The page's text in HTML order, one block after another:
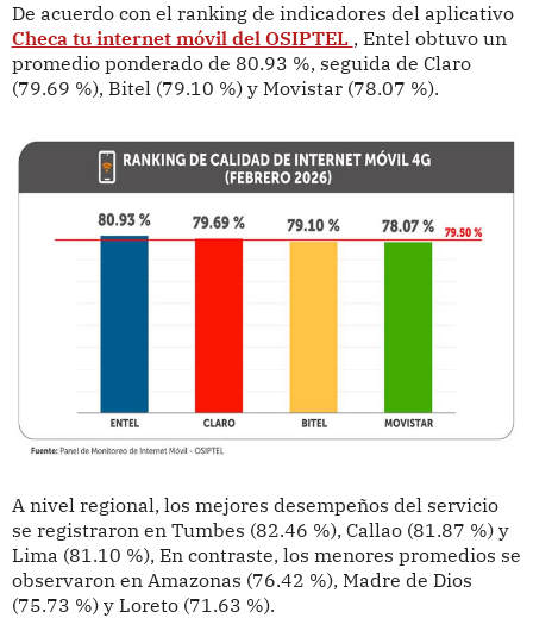
De acuerdo con el ranking de indicadores del aplicativo
Checa tu internet móvil del OSIPTEL , Entel obtuvo un
promedio ponderado de 80.93 %, seguida de Claro
(79.69 %), Bitel (79.10 %) y Movistar (78.07 %).
A nivel regional, los mejores desempeños del servicio
se registraron en Tumbes (82.46 %), Callao (81.87 %) y
Lima (81.10 %), En contraste, los menores promedios se
observaron en Amazonas (76.42 %), Madre de Dios
(75.73 %) y Loreto (71.63 %).